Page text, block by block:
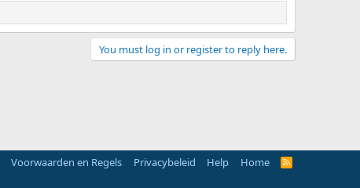
You must log in or register to reply here.
Voorwaarden en Regels Privacybeleid Help Home
R